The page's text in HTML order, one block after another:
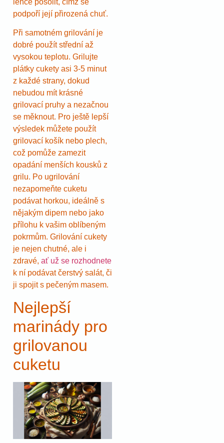
podpoří její přirozená chuť.
Při samotném grilování je
dobré použít střední až
vysokou teplotu. Grilujte
plátky cukety asi 3-5 minut
z každé strany, dokud
nebudou mít krásné
grilovací pruhy a nezačnou
se měknout. Pro ještě lepší
výsledek můžete použít
grilovací košík nebo plech,
což pomůže zamezit
opadání menších kousků z
grilu. Po ugrilování
nezapomeňte cuketu
podávat horkou, ideálně s
nějakým dipem nebo jako
přílohu k vašim oblíbeným
pokrmům. Grilování cukety
je nejen chutné, ale i
zdravé, ať už se rozhodnete
k ní podávat čerstvý salát, či
ji spojit s pečeným masem.
Nejlepší
marinády pro
grilovanou
cuketu